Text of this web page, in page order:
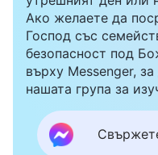
Ако желаете да
Господ със
безопасност под
върху Messenger,
нашата група за